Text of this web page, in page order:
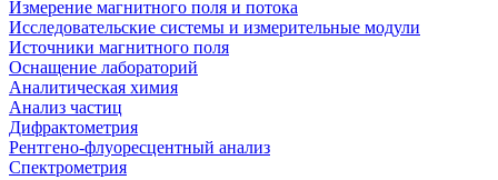
Измерение магнитного поля и потока
Исследовательские системы и измерительные модули
Источники магнитного поля
Оснащение лабораторий
Аналитическая химия
Анализ частиц
Дифрактометрия
Рентгено-флуоресцентный анализ
Спектрометрия